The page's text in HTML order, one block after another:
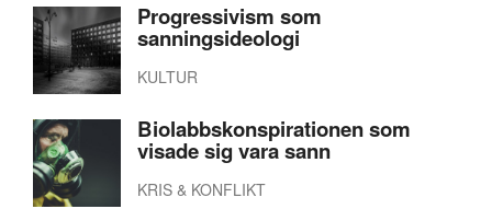
Progressivism som
sanningsideologi
KULTUR
Biolabbskonspirationen som
visade sig vara sann
KRIS & KONFLIKT